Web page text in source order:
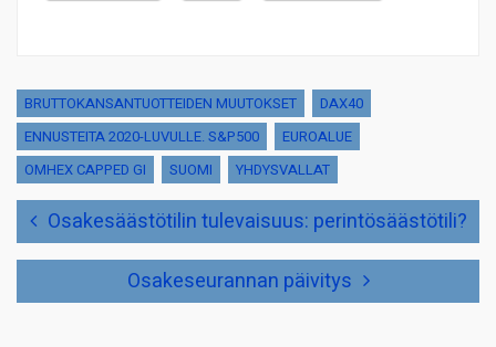
BRUTTOKANSANTUOTTEIDEN MUUTOKSET
DAX40
ENNUSTEITA 2020-LUVULLE. S&P500
EUROALUE
OMHEX CAPPED GI
SUOMI YHDYSVALLAT
Artikkelien
selausOsakesäästötilin tulevaisuus: perintösäästötili?
Osakeseurannan päivitys